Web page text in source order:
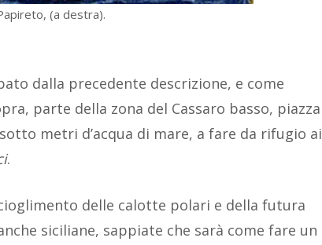
(a destra).
dalla precedente descrizione, e come
parte della zona del Cassaro basso, piazza
metri d’acqua di mare, a fare da rifugio ai
.
delle calotte polari e della futura
siciliane, sappiate che sarà come fare un